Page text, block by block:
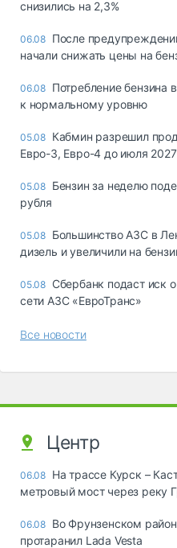
снизились на 2,3%
06.08 После
начали снижать цены на
06.08 Потребление бензина
к нормальному уровню
05.08 Кабмин разрешил
Евро-3, Евро-4 до июля 2027
05.08 Бензин за неделю
рубля
05.08 Большинство АЗС в
дизель и увеличили на
05.08 Сбербанк подаст иск
сети АЗС «ЕвроТранс»
Все новости
Центр
06.08 На трассе Курск –
метровый мост через реку
06.08 Во Фрунзенском
протаранил Lada Vesta